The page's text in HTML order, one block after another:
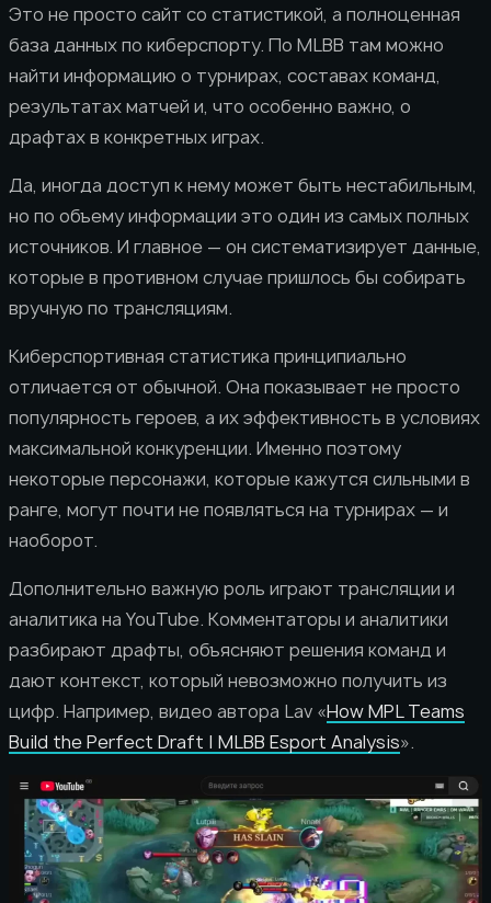
Это не просто сайт со статистикой, а полноценная
база данных по киберспорту. По MLBB там можно
найти информацию о турнирах, составах команд,
результатах матчей и, что особенно важно, о
драфтах в конкретных играх.
Да, иногда доступ к нему может быть нестабильным,
но по объему информации это один из самых полных
источников. И главное — он систематизирует данные,
которые в противном случае пришлось бы собирать
вручную по трансляциям.
Киберспортивная статистика принципиально
отличается от обычной. Она показывает не просто
популярность героев, а их эффективность в условиях
максимальной конкуренции. Именно поэтому
некоторые персонажи, которые кажутся сильными в
ранге, могут почти не появляться на турнирах — и
наоборот.
Дополнительно важную роль играют трансляции и
аналитика на YouTube. Комментаторы и аналитики
разбирают драфты, объясняют решения команд и
дают контекст, который невозможно получить из
цифр. Например, видео автора Lav «How MPL Teams
Build the Perfect Draft | MLBB Esport Analysis».